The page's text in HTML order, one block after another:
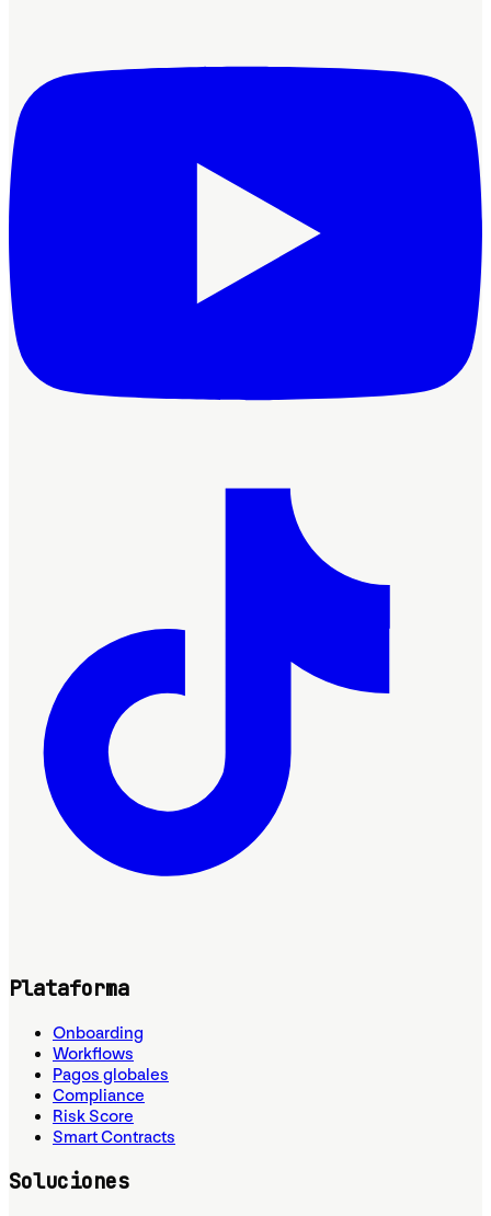
Plataforma
Onboarding
Workflows
Pagos globales
Compliance
Risk Score
Smart Contracts
Soluciones